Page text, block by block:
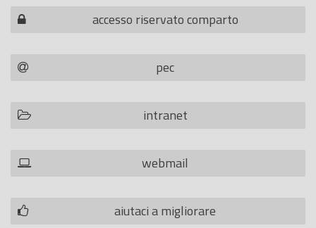
accesso riservato comparto
pec
intranet
webmail
aiutaci a migliorare